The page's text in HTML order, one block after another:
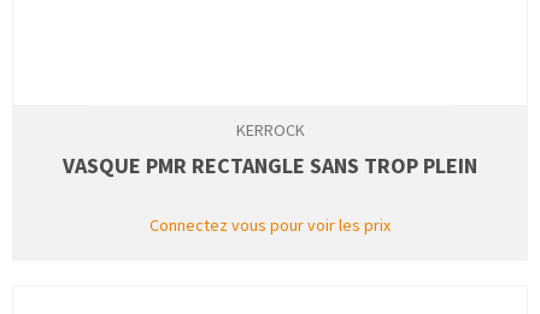
KERROCK
VASQUE PMR RECTANGLE SANS TROP PLEIN
Connectez vous pour voir les prix